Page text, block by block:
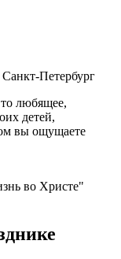
Санкт-Петербург
любящее,
детей,
вы ощущаете
во Христе"